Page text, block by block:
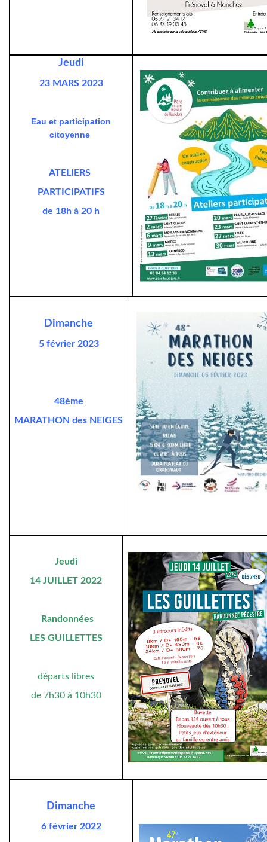
Jeudi
23 MARS 2023
Eau et participation
citoyenne
ATELIERS
PARTICIPATIFS
de 18h à 20 h
Dimanche
5 février 2023
48ème
MARATHON des NEIGES
Jeudi
14 JUILLET 2022
Randonnées
LES GUILLETTES
départs libres
de 7h30 à 10h30
Dimanche
6 février 2022